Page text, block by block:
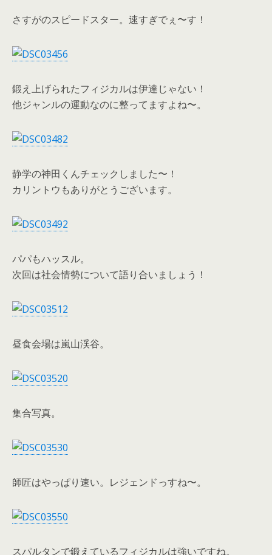
さすがのスピードスター。速すぎでぇ〜す！
鍛え上げられたフィジカルは伊達じゃない！
他ジャンルの運動なのに整ってますよね〜。
静学の神田くんチェックしました〜！
カリントウもありがとうございます。
パパもハッスル。
次回は社会情勢について語り合いましょう！
昼食会場は嵐山渓谷。
集合写真。
師匠はやっぱり速い。レジェンドっすね〜。
スパルタンで鍛えているフィジカルは強いですね。